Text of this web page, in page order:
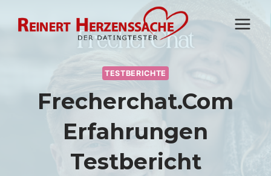
Inhalt
TESTBERICHTE
Frecherchat.com
Erfahrungen
Testbericht